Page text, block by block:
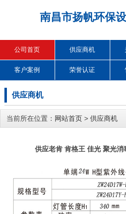
南昌市扬帆环保
公司首页 供应商机
客户案例 荣誉认证
供应商机
当前所在位置： 网站首页 > 供应商机
供应老肯 肯格王 佳光 聚光